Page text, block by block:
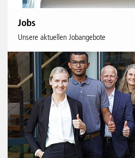
Jobs
Unsere aktuellen Jobangebote